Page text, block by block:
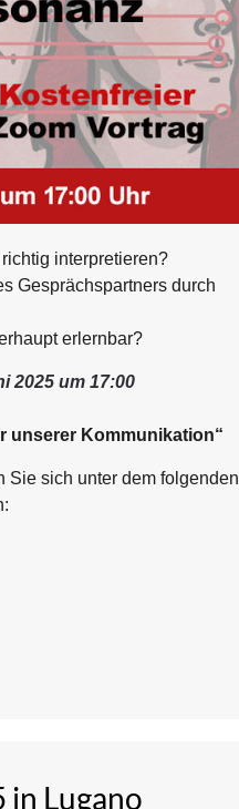
interpretieren?
Gesprächspartners durch
erlernbar?
2025 um 17:00
unserer Kommunikation“
Sie sich unter dem folgenden
in Lugano